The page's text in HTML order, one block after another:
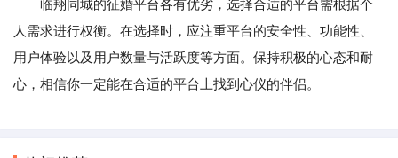
临翔同城的征婚平台各有优劣，选择合适的平台需根据个
人需求进行权衡。在选择时，应注重平台的安全性、功能性、
用户体验以及用户数量与活跃度等方面。保持积极的心态和耐
心，相信你一定能在合适的平台上找到心仪的伴侣。